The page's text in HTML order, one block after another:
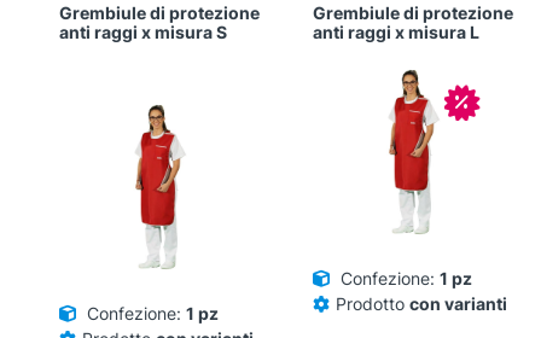
Grembiule di protezione
anti raggi x misura S
Confezione: 1 pz
ha
prodotto
Grembiule di protezione
anti raggi x misura L
In
Confezione: 1 pz
Prodotto con varianti
ha
del
prodotto